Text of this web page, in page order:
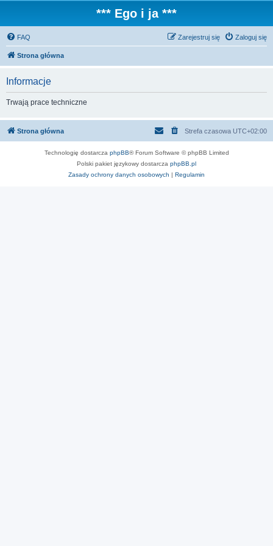
*** Ego i ja ***
FAQ Zaloguj się
Zarejestruj się
Strona główna
Informacje
Trwają prace techniczne
Strona główna Strefa czasowa UTC+02:00
Technologię dostarcza phpBB® Forum Software © phpBB Limited
Polski pakiet językowy dostarcza phpBB.pl
Zasady ochrony danych osobowych | Regulamin